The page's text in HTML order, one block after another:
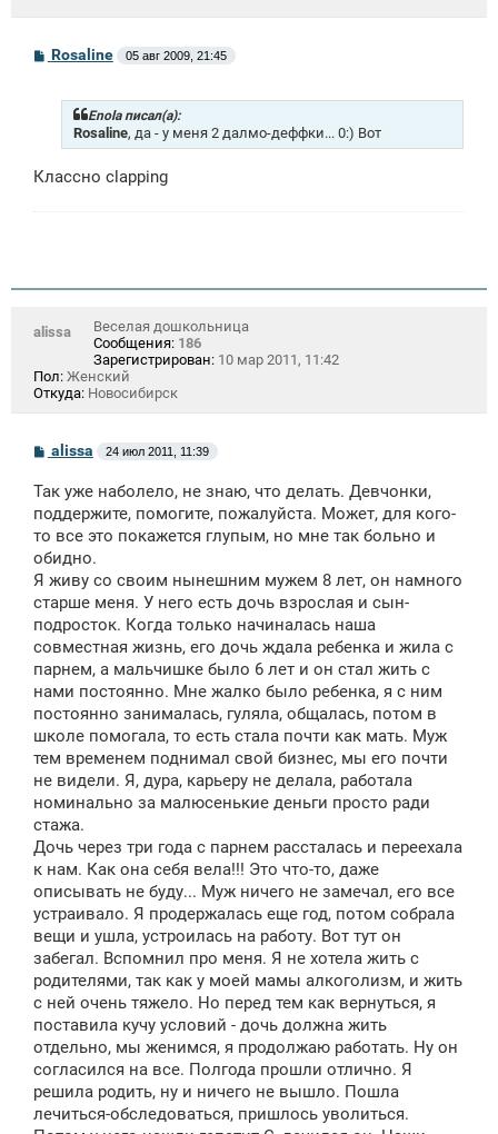
С
о
е
Rosaline 05 авг 2009, 21:45
Enola писал(а):
Rosaline, да - у меня 2 далмо-деффки... 0:) Вот
Классно clapping
alissa
Веселая дошкольница
Сообщения: 186
Зарегистрирован: 10 мар 2011, 11:42
Пол: Женский
Откуда: Новосибирск
С
о
б
щ
е
н
и
alissa 24 июл 2011, 11:39
Так уже наболело, не знаю, что делать. Девчонки,
поддержите, помогите, пожалуйста. Может, для кого-
то все это покажется глупым, но мне так больно и
обидно.
Я живу со своим нынешним мужем 8 лет, он намного
старше меня. У него есть дочь взрослая и сын-
подросток. Когда только начиналась наша
совместная жизнь, его дочь ждала ребенка и жила с
парнем, а мальчишке было 6 лет и он стал жить с
нами постоянно. Мне жалко было ребенка, я с ним
постоянно занималась, гуляла, общалась, потом в
школе помогала, то есть стала почти как мать. Муж
тем временем поднимал свой бизнес, мы его почти
не видели. Я, дура, карьеру не делала, работала
номинально за малюсенькие деньги просто ради
стажа.
Дочь через три года с парнем рассталась и переехала
к нам. Как она себя вела!!! Это что-то, даже
описывать не буду... Муж ничего не замечал, его все
устраивало. Я продержалась еще год, потом собрала
вещи и ушла, устроилась на работу. Вот тут он
забегал. Вспомнил про меня. Я не хотела жить с
родителями, так как у моей мамы алкоголизм, и жить
с ней очень тяжело. Но перед тем как вернуться, я
поставила кучу условий - дочь должна жить
отдельно, мы женимся, я продолжаю работать. Ну он
согласился на все. Полгода прошли отлично. Я
решила родить, ну и ничего не вышло. Пошла
лечиться-обследоваться, пришлось уволиться.